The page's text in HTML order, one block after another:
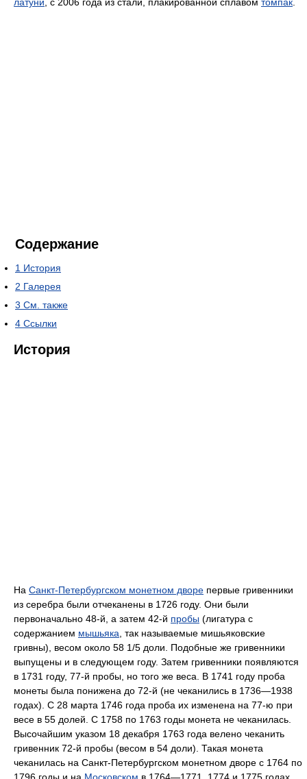
Содержание
1 История
2 Галерея
3 См. также
4 Ссылки
История
На Санкт-Петербургском монетном дворе первые гривенники
из серебра были отчеканены в 1726 году. Они были
первоначально 48-й, а затем 42-й пробы (лигатура с
содержанием мышьяка , так называемые мишьяковские
гривны), весом около 58 1/5 доли. Подобные же гривенники
выпущены и в следующем году. Затем гривенники появляются
в 1731 году, 77-й пробы, но того же веса. В 1741 году проба
монеты была понижена до 72-й (не чеканились в 1736—1938
годах). С 28 марта 1746 года проба их изменена на 77-ю при
весе в 55 долей. С 1758 по 1763 годы монета не чеканилась.
Высочайшим указом 18 декабря 1763 года велено чеканить
гривенник 72-й пробы (весом в 54 доли). Такая монета
чеканилась на Санкт-Петербургском монетном дворе с 1764 по